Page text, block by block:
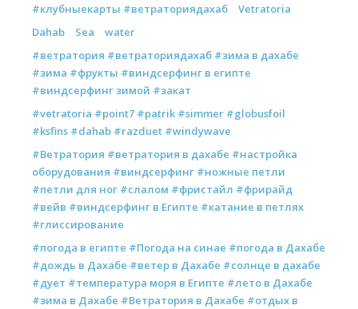
#клубныекарты #ветраториядахаб
Vetratoria
Dahab
Sea
water
#ветратория #ветраториядахаб #зима в дахабе
#зима #фрукты #виндсерфинг в египте
#виндсерфинг зимой #закат
#vetratoria #point7 #patrik #simmer #globusfoil
#ksfins #dahab #razduet #windywave
#Ветратория #ветратория в дахабе #настройка
оборудования #виндсерфинг #ножные петли
#петли для ног #слалом #фристайл #фрирайд
#вейв #виндсерфинг в Египте #катание в петлях
#глиссирование
#погода в египте #Погода на синае #погода в Дахабе
#дождь в Дахабе #ветер в Дахабе #солнце в дахабе
#дует #температура моря в Египте #лето в Дахабе
#зима в Дахабе #Ветратория в Дахабе #отдых в